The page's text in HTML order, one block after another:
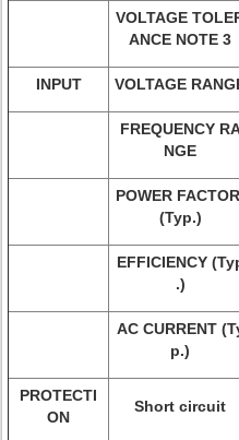
VOLTAGE
ANCE NOTE 3
INPUT VOLTAGE
FREQUENCY
NGE
POWER FACTOR
(Typ.)
EFFICIENCY
.)
AC CURRENT
p.)
PROTECTI
ON
Short circuit